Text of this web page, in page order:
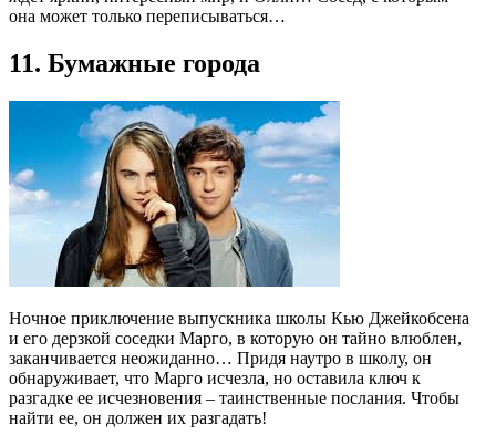
она может только переписываться…
11. Бумажные города
Ночное приключение выпускника школы Кью Джейкобсена
и его дерзкой соседки Марго, в которую он тайно влюблен,
заканчивается неожиданно… Придя наутро в школу, он
обнаруживает, что Марго исчезла, но оставила ключ к
разгадке ее исчезновения – таинственные послания. Чтобы
найти ее, он должен их разгадать!